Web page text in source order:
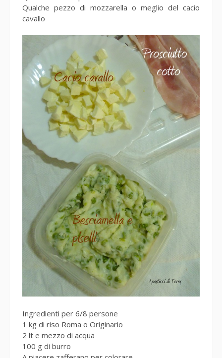
Qualche pezzo di mozzarella o meglio del cacio
cavallo
Ingredienti per 6/8 persone
1 kg di riso Roma o Originario
2 lt e mezzo di acqua
100 g di burro